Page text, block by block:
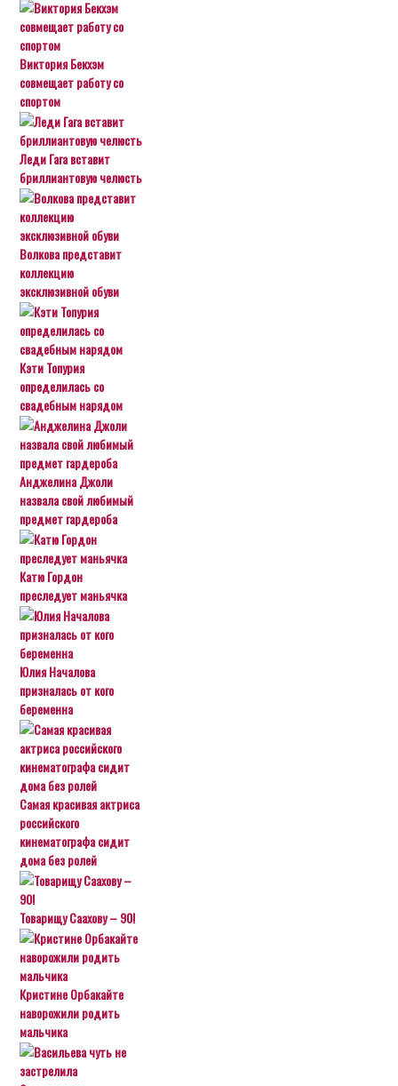
Виктория Бекхэм
совмещает работу со
спортом
Леди Гага вставит
бриллиантовую челюсть
Волкова представит
коллекцию
эксклюзивной обуви
Кэти Топурия
определилась со
свадебным нарядом
Анджелина Джоли
назвала свой любимый
предмет гардероба
Катю Гордон
преследует маньячка
Юлия Началова
призналась от кого
беременна
Самая красивая актриса
российского
кинематографа сидит
дома без ролей
Товарищу Саахову – 90!
Кристине Орбакайте
наворожили родить
мальчика